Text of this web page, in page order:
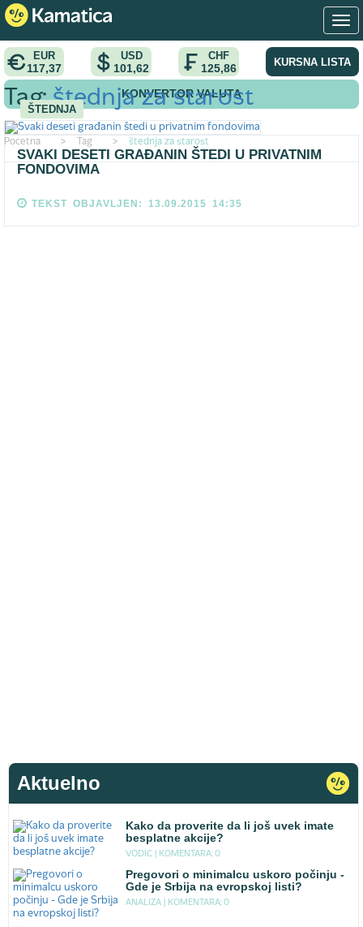
EUR
117,37
USD
101,62
CHF
125,86 KURSNA LISTA
KONVERTOR VALUTA
Pocetna > Tag > štednja za starost
Tag:štednja za starost
ŠTEDNJA
SVAKI DESETI GRAĐANIN ŠTEDI U PRIVATNIM
FONDOVIMA
TEKST OBJAVLJEN: 13.09.2015 14:35
Aktuelno
Kako da proverite da li još uvek imate
besplatne akcije?
VODIC | KOMENTARA: 0
Pregovori o minimalcu uskoro počinju -
Gde je Srbija na evropskoj listi?
ANALIZA | KOMENTARA: 0